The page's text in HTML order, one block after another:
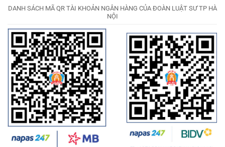
DANH SÁCH MÃ QR TÀI KHOẢN NGÂN HÀNG CỦA ĐOÀN LUẬT SƯ TP HÀ
NỘI